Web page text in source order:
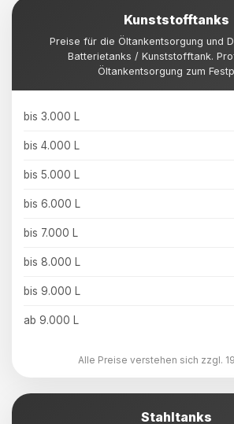
Kunststofftanks
Preise für die Öltankentsorgung und
Batterietanks / Kunststofftank.
Öltankentsorgung zum
bis 3.000 L
bis 4.000 L
bis 5.000 L
bis 6.000 L
bis 7.000 L
bis 8.000 L
bis 9.000 L
ab 9.000 L
Alle Preise verstehen sich zzgl.
Stahltanks